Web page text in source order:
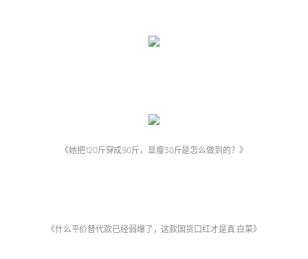
《她把120斤穿成90斤，显瘦30斤是怎么做到的？》
《什么平价替代款已经弱爆了，这款国货口红才是真.白菜》